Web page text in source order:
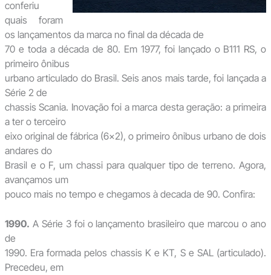
conferiu
quais foram
os lançamentos da marca no final da década de
70 e toda a década de 80. Em 1977, foi lançado o B111 RS, o
primeiro ônibus
urbano articulado do Brasil. Seis anos mais tarde, foi lançada a
Série 2 de
chassis Scania. Inovação foi a marca desta geração: a primeira
a ter o terceiro
eixo original de fábrica (6×2), o primeiro ônibus urbano de dois
andares do
Brasil e o F, um chassi para qualquer tipo de terreno. Agora,
avançamos um
pouco mais no tempo e chegamos à decada de 90. Confira:
1990. A Série 3 foi o lançamento brasileiro que marcou o ano
de
1990. Era formada pelos chassis K e KT, S e SAL (articulado).
Precedeu, em